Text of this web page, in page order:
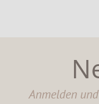
Anmelden